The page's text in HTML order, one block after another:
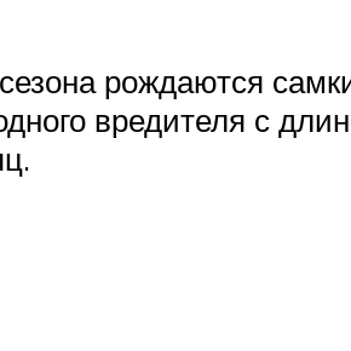
рождаются
вредителя с